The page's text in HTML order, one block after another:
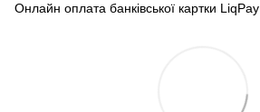
Онлайн оплата банківської картки LiqPay